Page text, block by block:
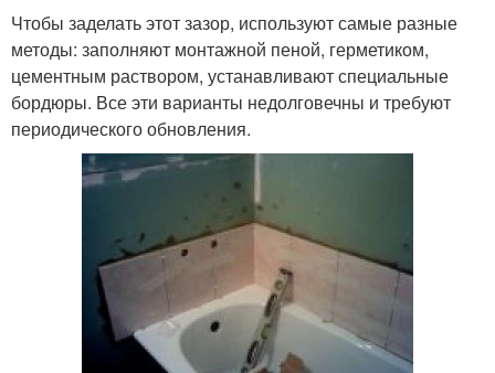
Чтобы заделать этот зазор, используют самые разные
методы: заполняют монтажной пеной, герметиком,
цементным раствором, устанавливают специальные
бордюры. Все эти варианты недолговечны и требуют
периодического обновления.